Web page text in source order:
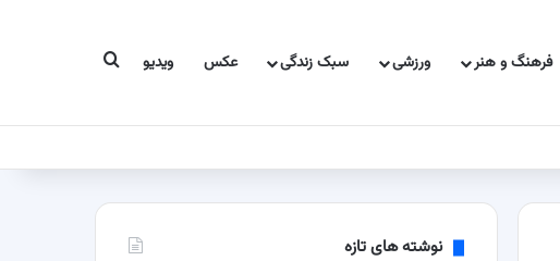
فرهنگ و هنر ورزشی سبک زندگی عکس ویدیو جستجو برای
نوشته های تازه